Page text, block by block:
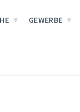
GEWERBE